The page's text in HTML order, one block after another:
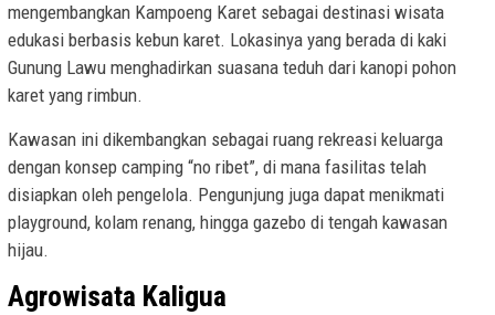
mengembangkan Kampoeng Karet sebagai destinasi wisata
edukasi berbasis kebun karet. Lokasinya yang berada di kaki
Gunung Lawu menghadirkan suasana teduh dari kanopi pohon
karet yang rimbun.
Kawasan ini dikembangkan sebagai ruang rekreasi keluarga
dengan konsep camping “no ribet”, di mana fasilitas telah
disiapkan oleh pengelola. Pengunjung juga dapat menikmati
playground, kolam renang, hingga gazebo di tengah kawasan
hijau.
Agrowisata Kaligua